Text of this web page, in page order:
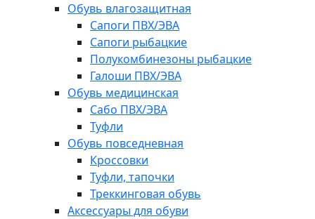
Обувь влагозащитная
Сапоги ПВХ/ЭВА
Сапоги рыбацкие
Полукомбинезоны рыбацкие
Галоши ПВХ/ЭВА
Обувь медицинская
Сабо ПВХ/ЭВА
Туфли
Обувь повседневная
Кроссовки
Туфли, тапочки
Треккинговая обувь
Аксессуары для обуви